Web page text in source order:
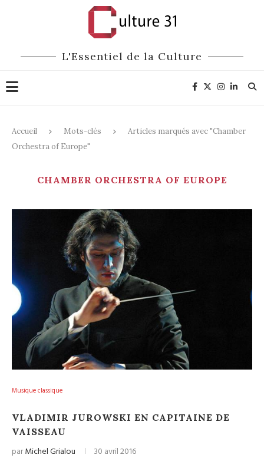
L'Essentiel de la Culture
Accueil Mots-clés
Articles marqués avec "Chamber
Orchestra of Europe"
CHAMBER ORCHESTRA OF EUROPE
Musique classique
VLADIMIR JUROWSKI EN CAPITAINE DE
VAISSEAU
parMichel Grialou 30 avril 2016